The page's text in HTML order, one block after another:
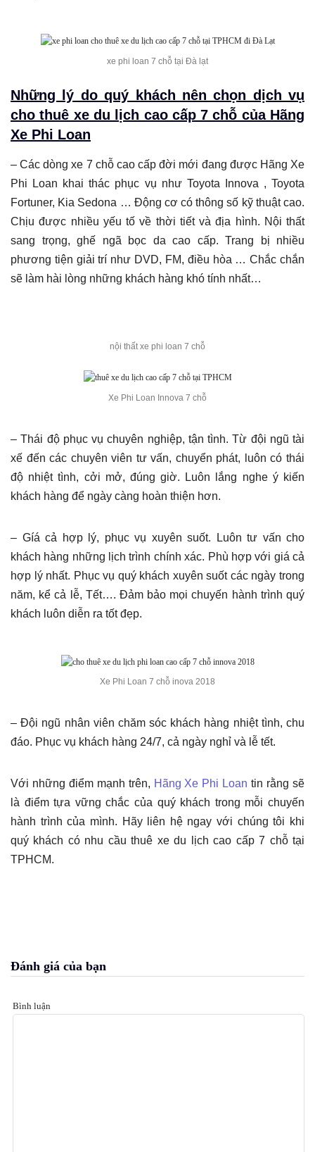
xe phi loan 7 chỗ tại Đà lạt
Những lý do quý khách nên chọn dịch vụ
cho thuê xe du lịch cao cấp 7 chỗ của Hãng
Xe Phi Loan
– Các dòng xe 7 chỗ cao cấp đời mới đang được Hãng Xe
Phi Loan khai thác phục vụ như Toyota Innova , Toyota
Fortuner, Kia Sedona … Động cơ có thông số kỹ thuật cao.
Chịu được nhiều yếu tố về thời tiết và địa hình. Nội thất
sang trọng, ghế ngã bọc da cao cấp. Trang bị nhiều
phương tiện giải trí như DVD, FM, điều hòa … Chắc chắn
sẽ làm hài lòng những khách hàng khó tính nhất…
nội thất xe phi loan 7 chỗ
Xe Phi Loan Innova 7 chỗ
– Thái độ phục vụ chuyên nghiệp, tận tình. Từ đội ngũ tài
xế đến các chuyên viên tư vấn, chuyển phát, luôn có thái
độ nhiệt tình, cởi mở, đúng giờ. Luôn lắng nghe ý kiến
khách hàng để ngày càng hoàn thiện hơn.
– Gíá cả hợp lý, phục vụ xuyên suốt. Luôn tư vấn cho
khách hàng những lịch trình chính xác. Phù hợp với giá cả
hợp lý nhất. Phục vụ quý khách xuyên suốt các ngày trong
năm, kể cả lễ, Tết…. Đảm bảo mọi chuyến hành trình quý
khách luôn diễn ra tốt đẹp.
Xe Phi Loan 7 chỗ inova 2018
– Đội ngũ nhân viên chăm sóc khách hàng nhiệt tình, chu
đáo. Phục vụ khách hàng 24/7, cả ngày nghỉ và lễ tết.
Với những điểm mạnh trên, Hãng Xe Phi Loan tin rằng sẽ
là điểm tựa vững chắc của quý khách trong mỗi chuyến
hành trình của mình. Hãy liên hệ ngay với chúng tôi khi
quý khách có nhu cầu thuê xe du lịch cao cấp 7 chỗ tại
TPHCM.
Đánh giá của bạn
Bình luận